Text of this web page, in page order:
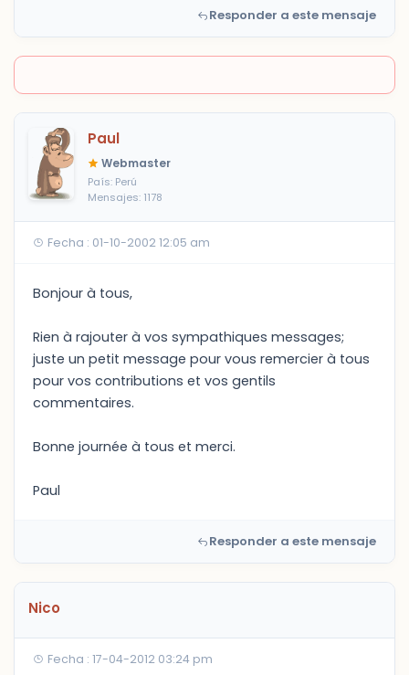
Responder a este mensaje
Paul
Webmaster
País: Perú
Mensajes: 1178
Fecha : 01-10-2002 12:05 am
Bonjour à tous,
Rien à rajouter à vos sympathiques messages;
juste un petit message pour vous remercier à tous
pour vos contributions et vos gentils
commentaires.
Bonne journée à tous et merci.
Paul
Responder a este mensaje
Nico
Fecha : 17-04-2012 03:24 pm